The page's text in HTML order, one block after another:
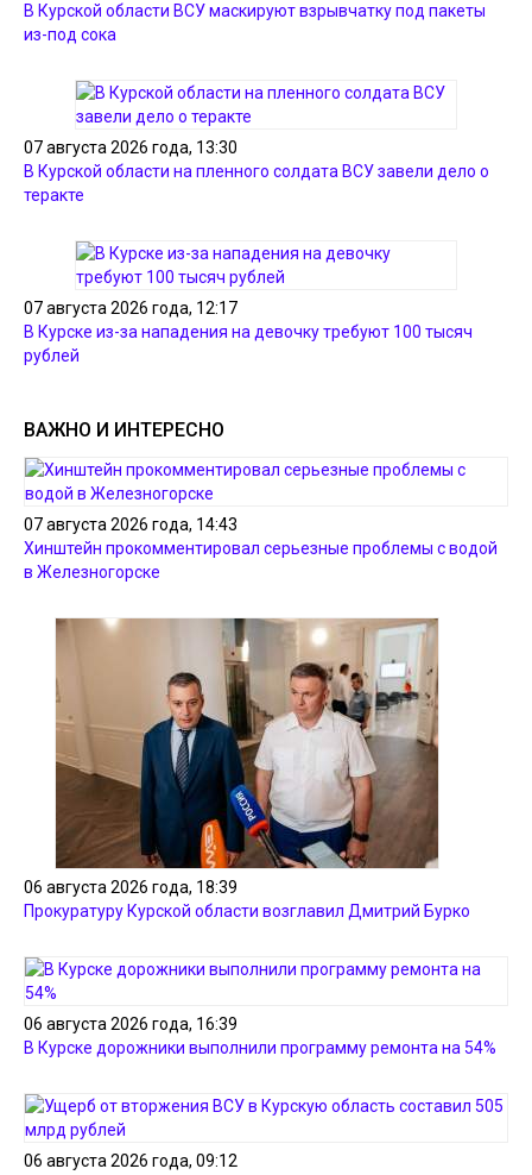
В Курской области ВСУ маскируют взрывчатку под пакеты
из-под сока
07 августа 2026 года, 13:30
В Курской области на пленного солдата ВСУ завели дело о
теракте
07 августа 2026 года, 12:17
В Курске из-за нападения на девочку требуют 100 тысяч
рублей
ВАЖНО И ИНТЕРЕСНО
07 августа 2026 года, 14:43
Хинштейн прокомментировал серьезные проблемы с водой
в Железногорске
06 августа 2026 года, 18:39
Прокуратуру Курской области возглавил Дмитрий Бурко
06 августа 2026 года, 16:39
В Курске дорожники выполнили программу ремонта на 54%
06 августа 2026 года, 09:12